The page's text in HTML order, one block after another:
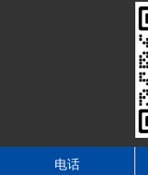
电话